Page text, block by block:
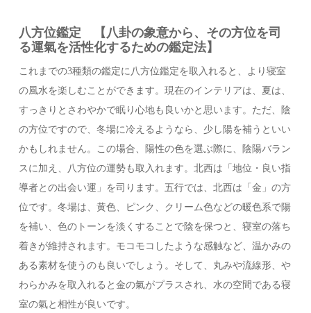
八方位鑑定 【八卦の象意から、その方位を司
る運氣を活性化するための鑑定法】
これまでの3種類の鑑定に八方位鑑定を取入れると、より寝室
の風水を楽しむことができます。現在のインテリアは、夏は、
すっきりとさわやかで眠り心地も良いかと思います。ただ、陰
の方位ですので、冬場に冷えるようなら、少し陽を補うといい
かもしれません。この場合、陽性の色を選ぶ際に、陰陽バラン
スに加え、八方位の運勢も取入れます。北西は「地位・良い指
導者との出会い運」を司ります。五行では、北西は「金」の方
位です。冬場は、黄色、ピンク、クリーム色などの暖色系で陽
を補い、色のトーンを淡くすることで陰を保つと、寝室の落ち
着きが維持されます。モコモコしたような感触など、温かみの
ある素材を使うのも良いでしょう。そして、丸みや流線形、や
わらかみを取入れると金の氣がプラスされ、水の空間である寝
室の氣と相性が良いです。